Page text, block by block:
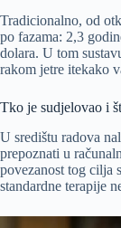
Tradicionalno, od
po fazama: 2,3
dolara. U tom
rakom jetre itekako
Tko je sudjelovao i
U središtu radova
prepoznati u
povezanost tog cilja
standardne terapije